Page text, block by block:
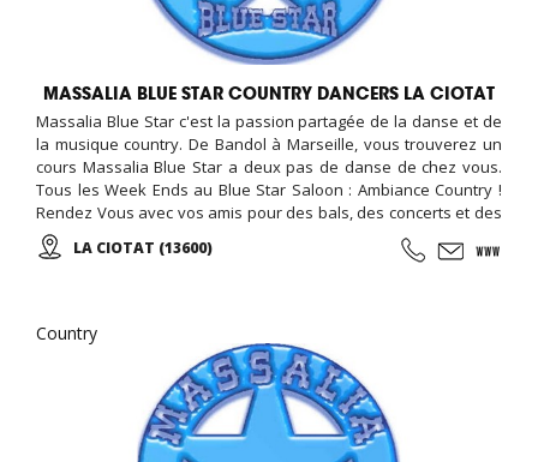
MASSALIA BLUE STAR COUNTRY DANCERS LA CIOTAT
Massalia Blue Star c'est la passion partagée de la danse et de
la musique country. De Bandol à Marseille, vous trouverez un
cours Massalia Blue Star a deux pas de danse de chez vous.
Tous les Week Ends au Blue Star Saloon : Ambiance Country !
Rendez Vous avec vos amis pour des bals, des concerts et des
Fêtes Country, ...
LA CIOTAT (13600)
Country